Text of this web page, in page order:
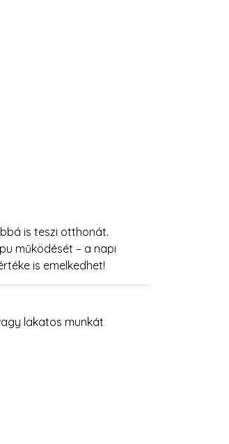
is teszi otthonát.
működését – a napi
is emelkedhet!
lakatos munkát